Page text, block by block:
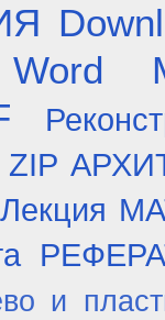
Word
ZIP
Лекция
и